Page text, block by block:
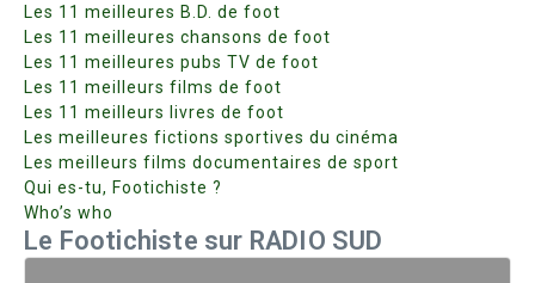
Les 11 meilleures B.D. de foot
Les 11 meilleures chansons de foot
Les 11 meilleures pubs TV de foot
Les 11 meilleurs films de foot
Les 11 meilleurs livres de foot
Les meilleures fictions sportives du cinéma
Les meilleurs films documentaires de sport
Qui es-tu, Footichiste ?
Who’s who
Le Footichiste sur RADIO SUD